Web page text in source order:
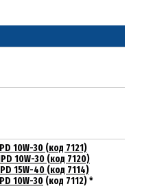
10W-30 (код 7121)
10W-30 (код 7120)
15W-40 (код 7114)
10W-30 (код 7112) *